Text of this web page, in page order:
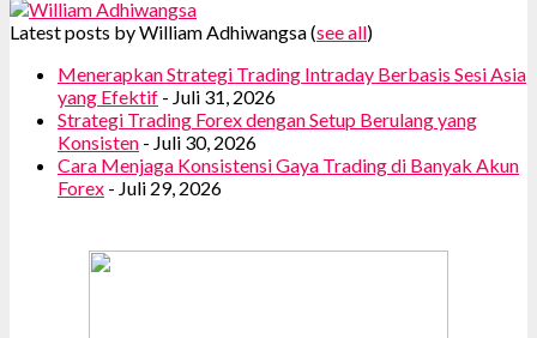
Latest posts by William Adhiwangsa(see all)
Menerapkan Strategi Trading Intraday Berbasis Sesi Asia
yang Efektif - Juli 31, 2026
Strategi Trading Forex dengan Setup Berulang yang
Konsisten - Juli 30, 2026
Cara Menjaga Konsistensi Gaya Trading di Banyak Akun
Forex - Juli 29, 2026